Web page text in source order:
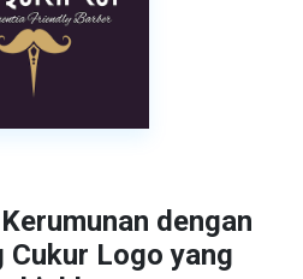
dengan
Cukur Logo yang